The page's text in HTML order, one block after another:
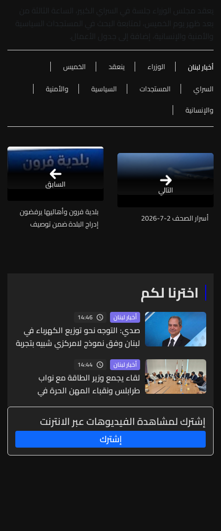
يعقد مجلس الوزراء جلسة في السراي الكبير، الساعة الثالثة من
بعد ظهر يوم الخميس، لمتابعة البحث في المستجدات السياسية
والأمنية والإنسانية، إضافة إلى جدول الأعمال.
أخبار لبنان الوزراء ينعقد
الخميس
السراي
المستجدات السياسية
والأمنية
والإنسانية
التالي
أسرار الصحف 2-7-2026
بلدية فرون وأهاليها يرفضون
إدراج البلدة ضمن توصيف
السابق
اخترنا لكم
أخبار لبنان 14:46
صدي: التوجه نحو توزيع الكهرباء في
لبنان وفق نموذج لامركزي شبيه بتجربة
زحلة
أخبار لبنان 14:44
لقاء يجمع وزير الطاقة مع نواب
طرابلس ونقباء المهن الحرة في
الشمال
إشترك لمشاهدة الفيديوهات عبر الانترنت
إشترك